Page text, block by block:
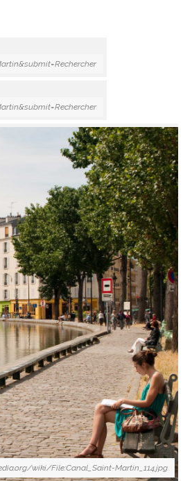
wiki/File:Canal_Saint-Martin_114.jpg